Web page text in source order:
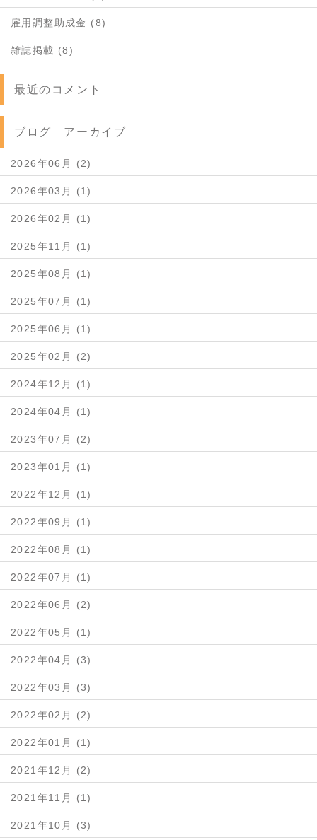
雇用調整助成金 (8)
雑誌掲載 (8)
最近のコメント
ブログ アーカイブ
2026年06月 (2)
2026年03月 (1)
2026年02月 (1)
2025年11月 (1)
2025年08月 (1)
2025年07月 (1)
2025年06月 (1)
2025年02月 (2)
2024年12月 (1)
2024年04月 (1)
2023年07月 (2)
2023年01月 (1)
2022年12月 (1)
2022年09月 (1)
2022年08月 (1)
2022年07月 (1)
2022年06月 (2)
2022年05月 (1)
2022年04月 (3)
2022年03月 (3)
2022年02月 (2)
2022年01月 (1)
2021年12月 (2)
2021年11月 (1)
2021年10月 (3)